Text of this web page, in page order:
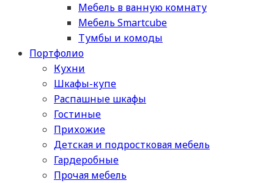
Мебель в ванную комнату
Мебель Smartcube
Тумбы и комоды
Портфолио
Кухни
Шкафы-купе
Распашные шкафы
Гостиные
Прихожие
Детская и подростковая мебель
Гардеробные
Прочая мебель